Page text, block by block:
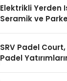
Elektrikli Yerden
Seramik ve
SRV Padel
Padel